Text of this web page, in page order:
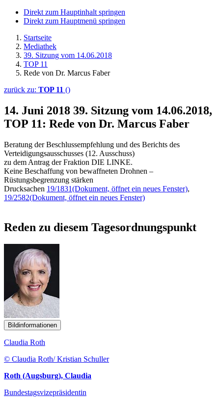
Direkt zum Hauptinhalt springen
Direkt zum Hauptmenü springen
Startseite
Mediathek
39. Sitzung vom 14.06.2018
TOP 11
Rede von Dr. Marcus Faber
zurück zu: TOP 11 ()
14. Juni 2018 39. Sitzung vom 14.06.2018,
TOP 11: Rede von Dr. Marcus Faber
Beratung der Beschlussempfehlung und des Berichts des
Verteidigungsausschusses (12. Ausschuss)
zu dem Antrag der Fraktion DIE LINKE.
Keine Beschaffung von bewaffneten Drohnen –
Rüstungsbegrenzung stärken
Drucksachen 19/1831(Dokument, öffnet ein neues Fenster),
19/2582(Dokument, öffnet ein neues Fenster)
Reden zu diesem Tagesordnungspunkt
Bildinformationen
Claudia Roth
© Claudia Roth/ Kristian Schuller
Roth (Augsburg), Claudia
Bundestagsvizepräsidentin